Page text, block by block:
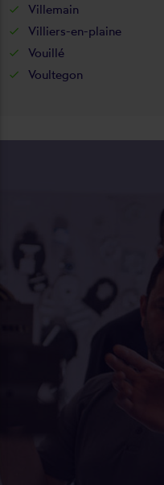
Villemain
Villiers-en-plaine
Vouillé
Voultegon